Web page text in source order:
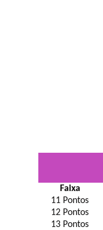
Faixa
11 Pontos
12 Pontos
13 Pontos